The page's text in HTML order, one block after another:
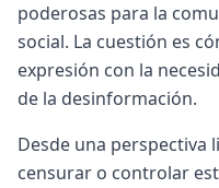
poderosas para la
social. La cuestión es
expresión con la
de la desinformación.
Desde una perspectiva
censurar o controlar